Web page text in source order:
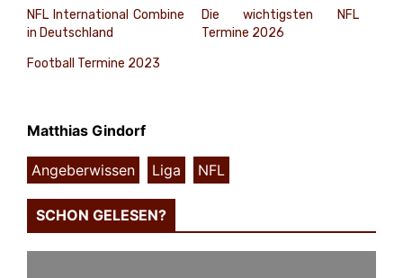
NFL International Combine
in Deutschland
Die wichtigsten NFL
Termine 2026
Football Termine 2023
Matthias Gindorf
Angeberwissen Liga NFL
SCHON GELESEN?